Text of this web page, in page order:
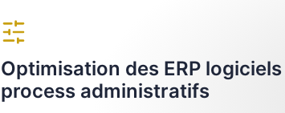
Optimisation des ERP
process administratifs